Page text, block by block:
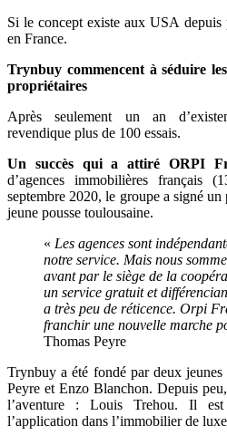
Si le concept existe aux USA depuis
en France.
Trynbuy commencent à séduire
propriétaires
Après seulement un an
revendique plus de 100 essais.
Un succès qui a attiré ORPI
d’agences immobilières français
septembre 2020, le groupe a signé
jeune pousse toulousaine.
« Les agences sont
notre service. Mais nous
avant par le siège de la
un service gratuit et
a très peu de réticence. Orpi
franchir une nouvelle marche
Thomas Peyre
Trynbuy a été fondé par deux
Peyre et Enzo Blanchon. Depuis
l’aventure : Louis Trehou. Il
l’application dans l’immobilier de